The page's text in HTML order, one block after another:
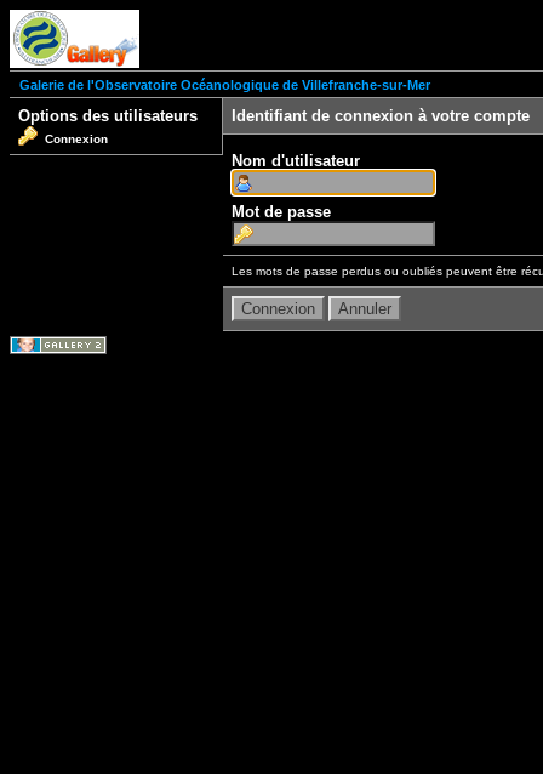
Galerie de l'Observatoire Océanologique de Villefranche-sur-Mer
Options des utilisateurs
Connexion
Identifiant de connexion à votre compte
Nom d'utilisateur
Mot de passe
Les mots de passe perdus ou oubliés peuvent être